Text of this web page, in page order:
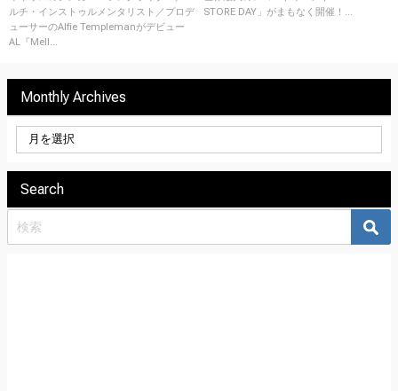
のMVも公開！
ルチ・インストゥルメンタリスト／プロデ
ューサーのAlfie Templemanがデビュー
AL『Mell...
数！
STORE DAY」がまもなく開催！...
Monthly Archives
Search